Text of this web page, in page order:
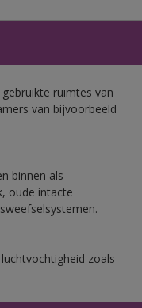
ruimtes van
van bijvoorbeeld
binnen als
oude intacte
zoals